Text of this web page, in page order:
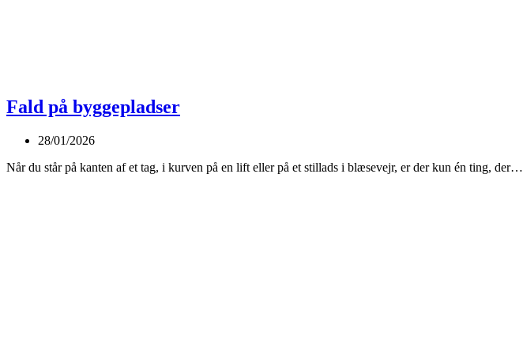
Fald på byggepladser
28/01/2026
Når du står på kanten af et tag, i kurven på en lift eller på et stillads i blæsevejr, er der kun én ting, der…